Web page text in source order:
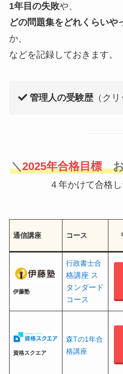
1年目の失敗や、
どの問題集をどれくらいや
か、
などを記録しておきます。
管理人の受験歴（クリ
＼2025年合格目標お
４年かけて合格し
通信講座 コース
伊藤塾
行政書士合
格講座 ス
タンダード
コース
資格スクエア
森Tの1年合
格講座